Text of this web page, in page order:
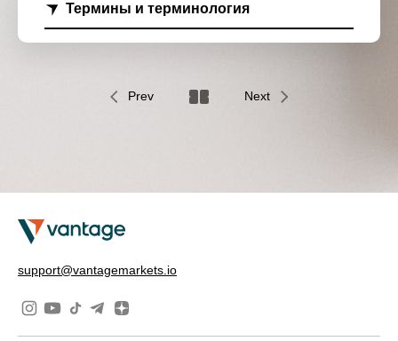
Термины и терминология
Prev Next
support@vantagemarkets.io